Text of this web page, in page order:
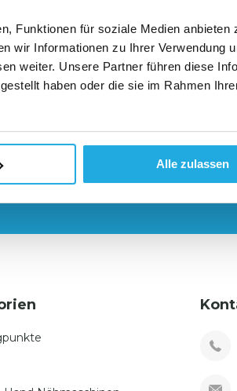
Funktionen für soziale Medien anbieten
wir Informationen zu Ihrer Verwendung
weiter. Unsere Partner führen diese
haben oder die sie im Rahmen
Alle zulassen
persönliche Beratung Der